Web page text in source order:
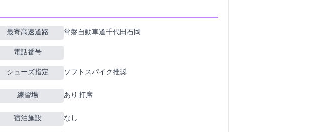
最寄高速道路 常磐自動車道千代田石岡
電話番号
シューズ指定 ソフトスパイク推奨
練習場 あり 30Y 7打席
宿泊施設 なし